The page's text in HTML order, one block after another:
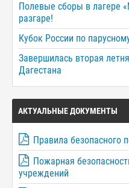
Полевые сборы в лагере
разгаре!
Кубок России по
Завершилась вторая
Дагестана
АКТУАЛЬНЫЕ ДОКУМЕНТЫ
Правила безопасного
Пожарная
учреждений